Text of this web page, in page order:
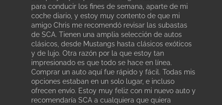
para conducir los fines de semana, aparte de mi
coche diario, y estoy muy contento de que mi
amigo Chris me recomendó revisar las subastas
de SCA. Tienen una amplia selección de autos
clásicos, desde Mustangs hasta clásicos exóticos
y de lujo. Otra razón por la que estoy tan
impresionado es que todo se hace en línea.
Comprar un auto aquí fue rápido y fácil. Todas mis
opciones estaban en un solo lugar, e incluso
ofrecen envío. Estoy muy feliz con mi nuevo auto y
recomendaría SCA a cualquiera que quiera